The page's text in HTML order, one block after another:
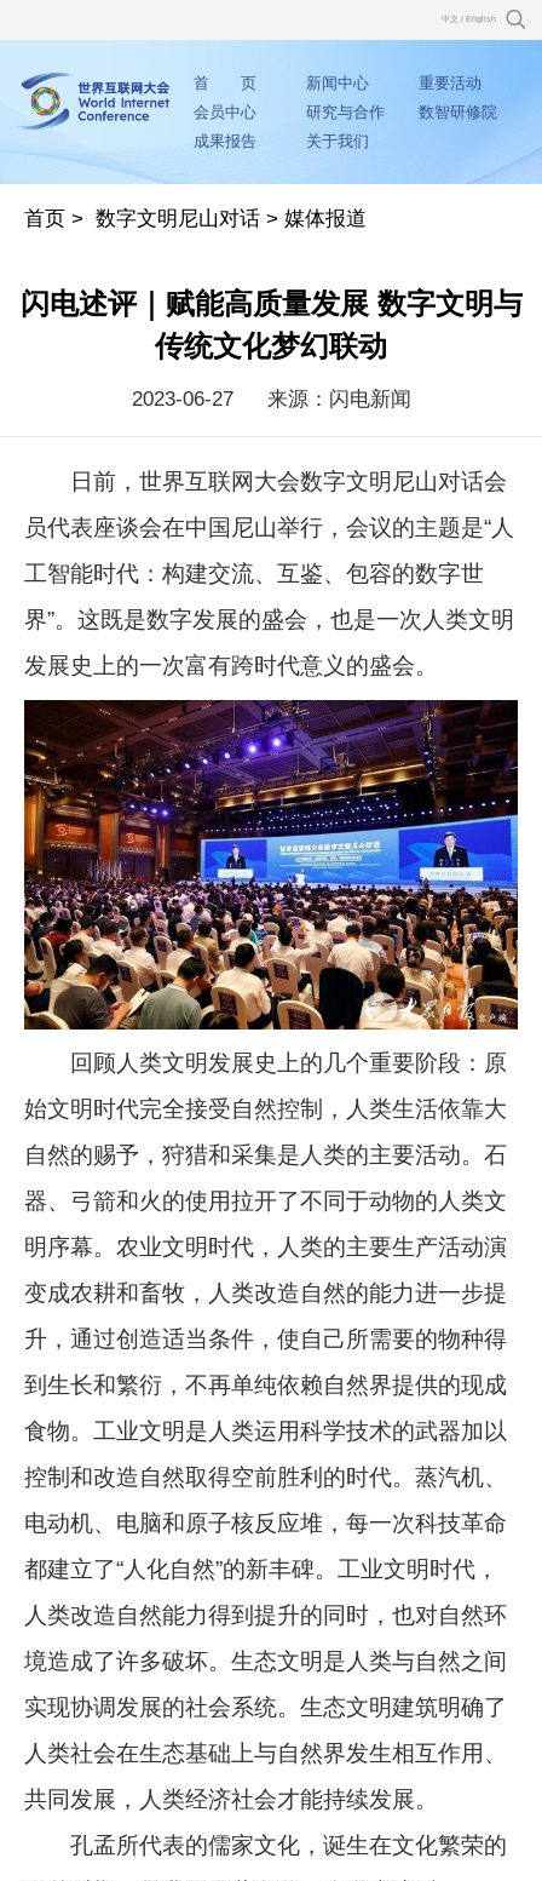
中文 / English
首 页 新闻中心
重要活动
会员中心
研究与合作
数智研修院
成果报告
关于我们
首页 > 数字文明尼山对话 >媒体报道
闪电述评｜赋能高质量发展 数字文明与
传统文化梦幻联动
2023-06-27 来源：闪电新闻
日前，世界互联网大会数字文明尼山对话会
员代表座谈会在中国尼山举行，会议的主题是“人
工智能时代：构建交流、互鉴、包容的数字世
界”。这既是数字发展的盛会，也是一次人类文明
发展史上的一次富有跨时代意义的盛会。
回顾人类文明发展史上的几个重要阶段：原
始文明时代完全接受自然控制，人类生活依靠大
自然的赐予，狩猎和采集是人类的主要活动。石
器、弓箭和火的使用拉开了不同于动物的人类文
明序幕。农业文明时代，人类的主要生产活动演
变成农耕和畜牧，人类改造自然的能力进一步提
升，通过创造适当条件，使自己所需要的物种得
到生长和繁衍，不再单纯依赖自然界提供的现成
食物。工业文明是人类运用科学技术的武器加以
控制和改造自然取得空前胜利的时代。蒸汽机、
电动机、电脑和原子核反应堆，每一次科技革命
都建立了“人化自然”的新丰碑。工业文明时代，
人类改造自然能力得到提升的同时，也对自然环
境造成了许多破坏。生态文明是人类与自然之间
实现协调发展的社会系统。生态文明建筑明确了
人类社会在生态基础上与自然界发生相互作用、
共同发展，人类经济社会才能持续发展。
孔孟所代表的儒家文化，诞生在文化繁荣的